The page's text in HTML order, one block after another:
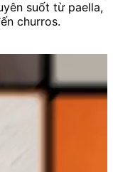
suốt từ paella,
churros.